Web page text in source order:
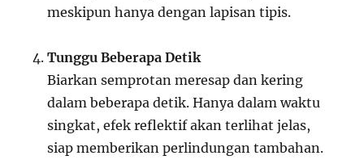
meskipun hanya dengan lapisan tipis.
Tunggu Beberapa Detik
Biarkan semprotan meresap dan kering
dalam beberapa detik. Hanya dalam waktu
singkat, efek reflektif akan terlihat jelas,
siap memberikan perlindungan tambahan.